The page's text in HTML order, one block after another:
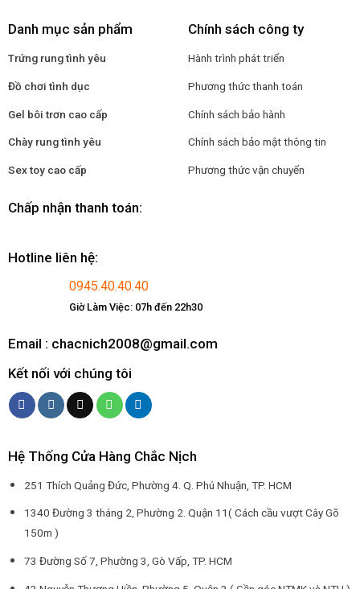
Danh mục sản phẩm
Trứng rung tình yêu
Đồ chơi tình dục
Gel bôi trơn cao cấp
Chày rung tình yêu
Sex toy cao cấp
Chính sách công ty
Hành trình phát triển
Phương thức thanh toán
Chính sách bảo hành
Chính sách bảo mật thông tin
Phương thức vận chuyển
Chấp nhận thanh toán:
Hotline liên hệ:
0945.40.40.40
Giờ Làm Việc: 07h đến 22h30
Email : chacnich2008@gmail.com
Kết nối với chúng tôi
Hệ Thống Cửa Hàng Chắc Nịch
251 Thích Quảng Đức, Phường 4. Q. Phú Nhuận, TP. HCM
1340 Đường 3 tháng 2, Phường 2. Quận 11( Cách cầu vượt Cây Gõ
150m )
73 Đường Số 7, Phường 3, Gò Vấp, TP. HCM